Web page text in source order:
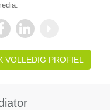
VOLLEDIG PROFIEL